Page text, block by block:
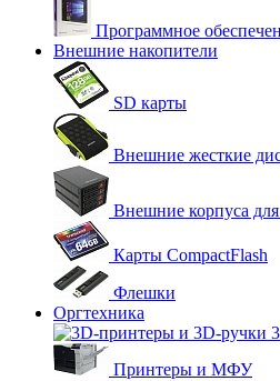
Программное
Внешние накопители
SD карты
Внешние жесткие
Внешние корпуса
Карты CompactFlash
Флешки
Оргтехника
Принтеры и МФУ